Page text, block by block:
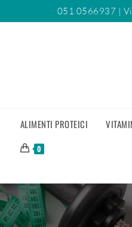
051 0566937 |
ALIMENTI PROTEICI
0